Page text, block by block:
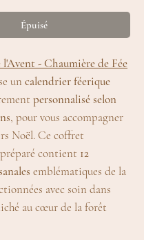
Épuisé
- Chaumière de Fée
un calendrier féerique
personnalisé selon
, pour vous accompagner
Noël. Ce coffret
contient 12
emblématiques de la
avec soin dans
au cœur de la forêt